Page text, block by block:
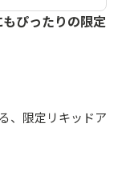
ぴったりの限定
、限定リキッドア